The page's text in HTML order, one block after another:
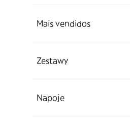
Mais vendidos
Zestawy
Napoje